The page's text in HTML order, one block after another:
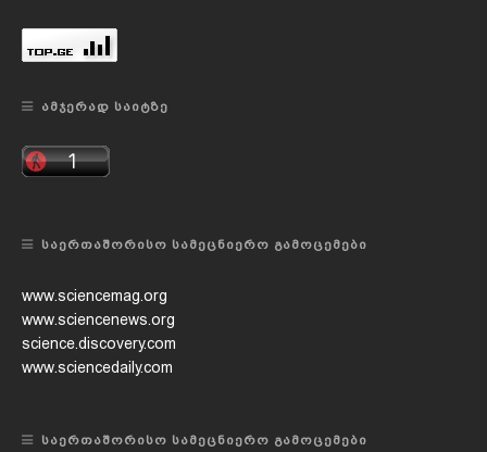
ᲐᲛᲯᲔᲠᲐᲓ ᲡᲐᲘᲢᲖᲔ
ᲡᲐᲔᲠᲗᲐᲨᲝᲠᲘᲡᲝ ᲡᲐᲛᲔᲪᲜᲘᲔᲠᲝ ᲒᲐᲛᲝᲪᲔᲛᲔᲑᲘ
www.sciencemag.org
www.sciencenews.org
science.discovery.com
www.sciencedaily.com
ᲡᲐᲔᲠᲗᲐᲨᲝᲠᲘᲡᲝ ᲡᲐᲛᲔᲪᲜᲘᲔᲠᲝ ᲒᲐᲛᲝᲪᲔᲛᲔᲑᲘ